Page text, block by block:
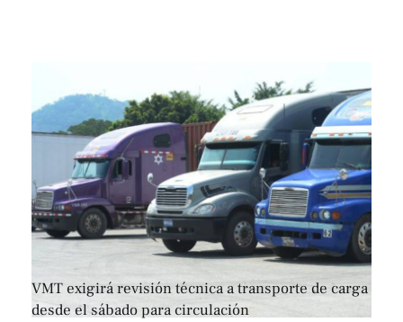
VMT exigirá revisión técnica a transporte de carga
desde el sábado para circulación